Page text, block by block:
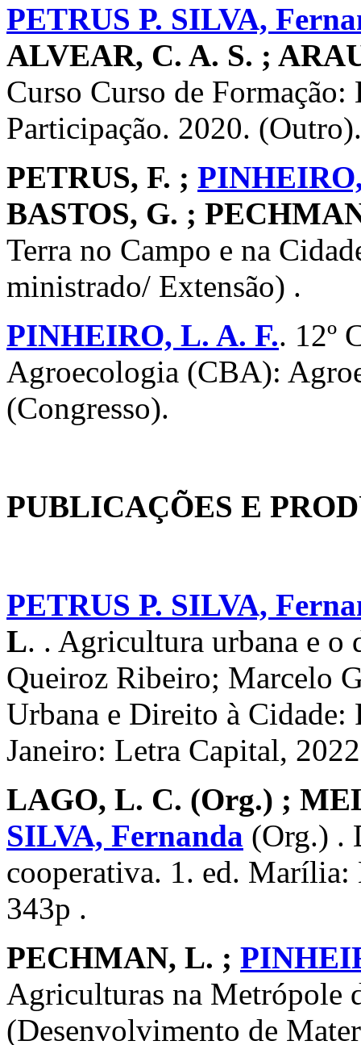
PETRUS P. SILVA,
ALVEAR, C. A. S. ;
Curso Curso de Formação:
Participação. 2020. (Outro).
PETRUS, F. ;
BASTOS, G. ;
Terra no Campo e na
ministrado/ Extensão) .
PINHEIRO, L. A. F.. 12º
Agroecologia (CBA):
(Congresso).
PUBLICAÇÕES E
PETRUS P. SILVA,
L. . Agricultura urbana e o
Queiroz Ribeiro; Marcelo
Urbana e Direito à Cidade:
Janeiro: Letra Capital,
LAGO, L. C. (Org.) ;
SILVA, Fernanda (Org.) .
cooperativa. 1. ed.
343p .
PECHMAN, L. ;
Agriculturas na Metrópole
(Desenvolvimento de